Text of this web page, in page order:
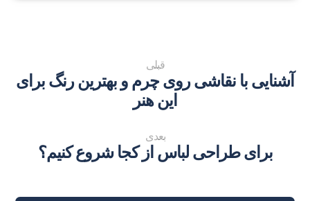
قبلی
آشنایی با نقاشی روی چرم و بهترین رنگ برای
این هنر
بعدی
برای طراحی لباس از کجا شروع کنیم؟